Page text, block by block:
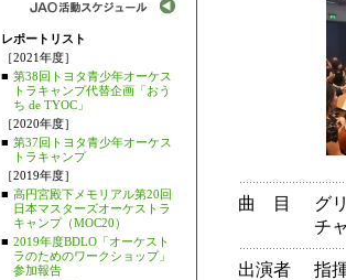
レポートリスト
［2021年度］
■ 第38回トヨタ青少年オーケス
トラキャンプ代替企画「おう
ち de TYOC」
［2020年度］
■ 第37回トヨタ青少年オーケス
トラキャンプ
［2019年度］
■ 高円宮殿下メモリアル第20回
日本マスターズオーケストラ
キャンプ（MOC20）
■ 2019年度BDLO「オーケスト
ラのためのワークショップ」
参加報告
曲 目
グ
チ
出演者 指